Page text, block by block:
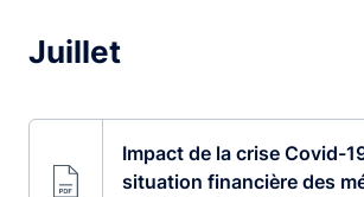
Juillet
Impact de la crise Covid-
situation financière des